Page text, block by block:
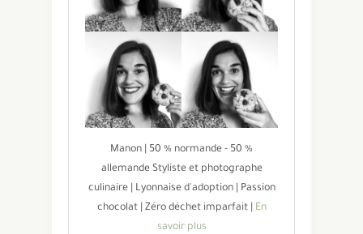
Manon | 50 % normande - 50 %
allemande Styliste et photographe
culinaire | Lyonnaise d'adoption | Passion
chocolat | Zéro déchet imparfait |
En
savoir plus